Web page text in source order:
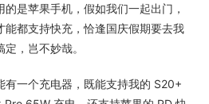
是苹果手机，假如我们一起出门，
能都支持快充，恰逢国庆假期要去我
，岂不妙哉。
有一个充电器，既能支持我的 S20+